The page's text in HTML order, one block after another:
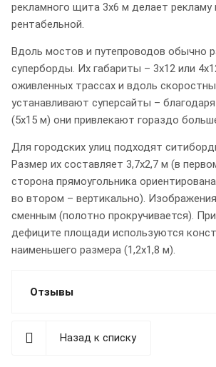
рекламного щита 3x6 м делает рекламу
рентабельной.
Вдоль мостов и путепроводов обычно
суперборды. Их габариты – 3х12 или
оживленных трассах и вдоль
устанавливают суперсайты –
(5х15 м) они привлекают гораздо
Для городских улиц подходят
Размер их составляет 3,7х2,7 м (в
сторона прямоугольника
во втором – вертикально).
сменным (полотно прокручивается).
дефиците площади используются
наименьшего размера (1,2х1,8 м).
Отзывы
Назад к списку